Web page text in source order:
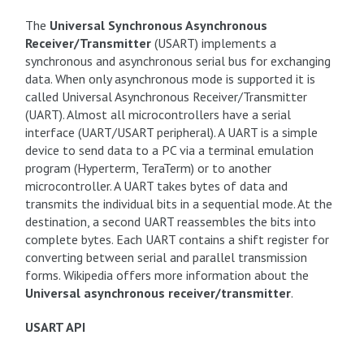
The Universal Synchronous Asynchronous
Receiver/Transmitter(USART) implements a
synchronous and asynchronous serial bus for exchanging
data. When only asynchronous mode is supported it is
called Universal Asynchronous Receiver/Transmitter
(UART). Almost all microcontrollers have a serial
interface (UART/USART peripheral). A UART is a simple
device to send data to a PC via a terminal emulation
program (Hyperterm, TeraTerm) or to another
microcontroller. A UART takes bytes of data and
transmits the individual bits in a sequential mode. At the
destination, a second UART reassembles the bits into
complete bytes. Each UART contains a shift register for
converting between serial and parallel transmission
forms. Wikipedia offers more information about the
Universal asynchronous receiver/transmitter.
USART API